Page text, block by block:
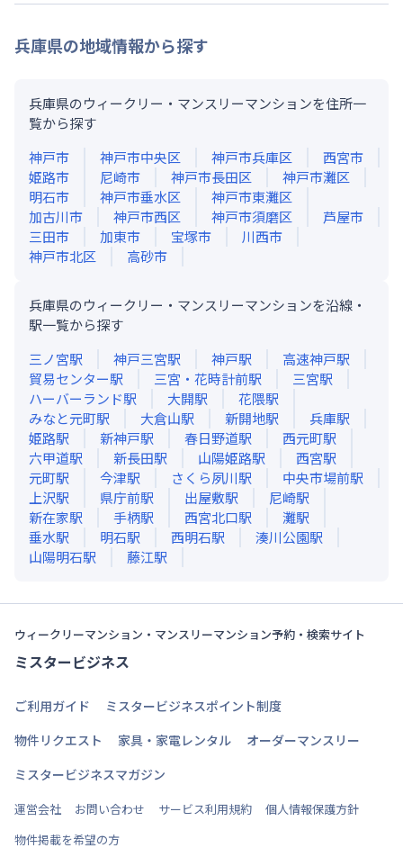
兵庫県の地域情報から探す
兵庫県のウィークリー・マンスリーマンションを住所一
覧から探す
神戸市
神戸市中央区 神戸市兵庫区
西宮市
姫路市
尼崎市 神戸市長田区
神戸市灘区
明石市
神戸市垂水区
神戸市東灘区
加古川市
神戸市西区 神戸市須磨区
芦屋市
三田市
加東市 宝塚市
川西市
神戸市北区
高砂市
兵庫県のウィークリー・マンスリーマンションを沿線・
駅一覧から探す
三ノ宮駅 神戸三宮駅 神戸駅 高速神戸駅
貿易センター駅 三宮・花時計前駅 三宮駅
ハーバーランド駅 大開駅 花隈駅
みなと元町駅 大倉山駅 新開地駅 兵庫駅
姫路駅 新神戸駅 春日野道駅 西元町駅
六甲道駅 新長田駅 山陽姫路駅 西宮駅
元町駅 今津駅 さくら夙川駅 中央市場前駅
上沢駅 県庁前駅 出屋敷駅 尼崎駅
新在家駅 手柄駅 西宮北口駅 灘駅
垂水駅 明石駅 西明石駅 湊川公園駅
山陽明石駅 藤江駅
ウィークリーマンション・マンスリーマンション予約・検索サイト
ミスタービジネス
ご利用ガイド
ミスタービジネスポイント制度
物件リクエスト
家具・家電レンタル
オーダーマンスリー
ミスタービジネスマガジン
運営会社 お問い合わせ サービス利用規約
個人情報保護方針
物件掲載を希望の方